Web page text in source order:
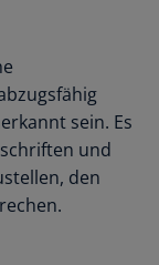
sein. Es
und
den